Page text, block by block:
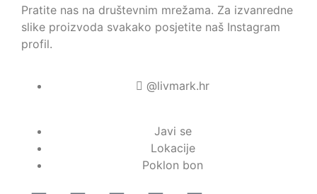
Pratite nas na društevnim mrežama. Za izvanredne
slike proizvoda svakako posjetite naš Instagram
profil.
@livmark.hr
Javi se
Lokacije
Poklon bon